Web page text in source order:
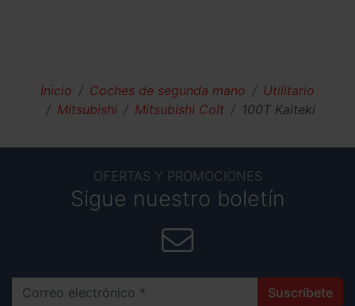
Inicio Coches de segunda mano
Utilitario
Mitsubishi
Mitsubishi Colt 100T Kaiteki
OFERTAS Y PROMOCIONES
Sigue nuestro boletín
Correo electrónico Suscríbete